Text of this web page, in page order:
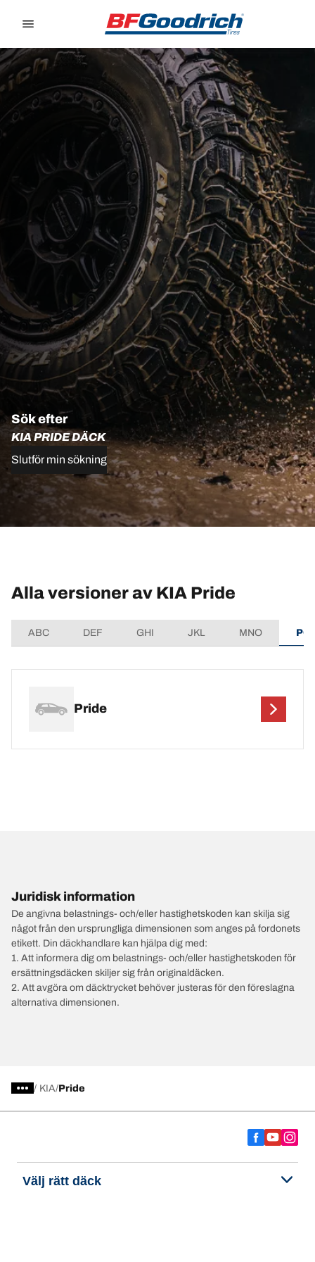
Sök efter
KIA PRIDE DÄCK
Slutför min sökning
Alla versioner av KIA Pride
ABC DEF GHI JKL MNO
Pride
Juridisk information
De angivna belastnings- och/eller hastighetskoden kan skilja sig
något från den ursprungliga dimensionen som anges på fordonets
etikett. Din däckhandlare kan hjälpa dig med:
1. Att informera dig om belastnings- och/eller hastighetskoden för
ersättningsdäcken skiljer sig från originaldäcken.
2. Att avgöra om däcktrycket behöver justeras för den föreslagna
alternativa dimensionen.
/ KIA Pride
Välj rätt däck